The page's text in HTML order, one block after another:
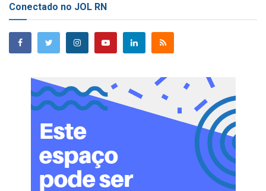
Conectado no JOL RN